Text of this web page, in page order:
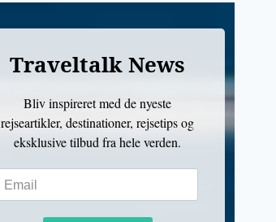
Traveltalk News
Bliv inspireret med de nyeste
rejseartikler, destinationer, rejsetips og
eksklusive tilbud fra hele verden.